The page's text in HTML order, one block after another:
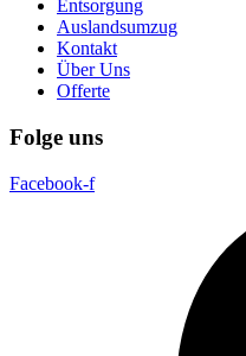
Entsorgung
Auslandsumzug
Kontakt
Über Uns
Offerte
Folge uns
Facebook-f